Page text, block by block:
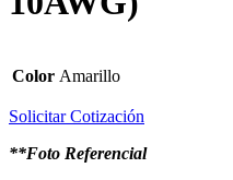
Color Amarillo
Solicitar Cotización
**Foto Referencial